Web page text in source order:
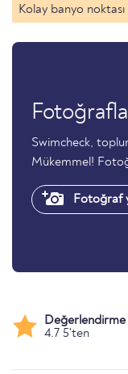
Kolay banyo noktası
Swimcheck,
Mükemmel!
Fotoğraf
Değerlendirme
4.7 5'ten